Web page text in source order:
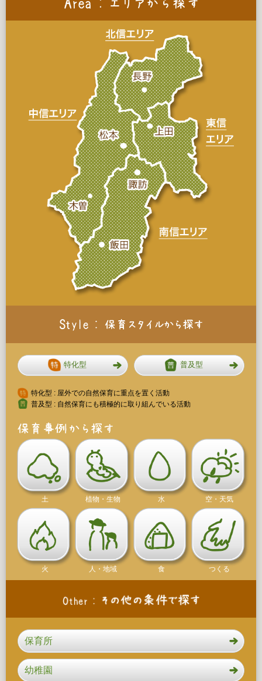
特化型 普及型
特化型 : 屋外での自然保育に重点を置く活動
普及型 : 自然保育にも積極的に取り組んでいる活動
土 植物・生物 水 空・天気
火 人・地域 食 つくる
保育所
幼稚園